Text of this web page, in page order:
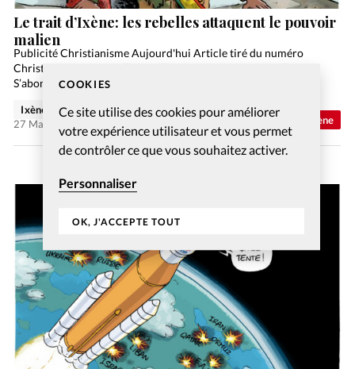
COOKIES
Ce site utilise des cookies pour améliorer
votre expérience utilisateur et vous permet
de contrôler ce que vous souhaitez activer.
Personnaliser
OK, J'ACCEPTE TOUT
Trait d'Ixène
Le trait d’Ixène: les rebelles attaquent le pouvoir
malien
Publicité Christianisme Aujourd'hui Article tiré du numéro
Christianisme Aujourd’hui Juillet-Août 2026 Commander
S’abonner
Ixène
27 Mai 2026
Abonnés